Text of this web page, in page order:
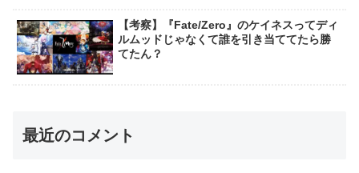
【考察】『Fate/Zero』のケイネスってディ
ルムッドじゃなくて誰を引き当ててたら勝
てたん？
最近のコメント